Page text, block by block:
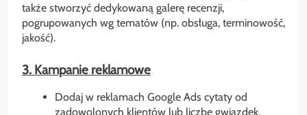
także stworzyć dedykowaną galerę recenzji,
pogrupowanych wg tematów (np. obsługa, terminowość,
jakość).
3. Kampanie reklamowe
Dodaj w reklamach Google Ads cytaty od
zadowolonych klientów lub liczbę gwiazdek.